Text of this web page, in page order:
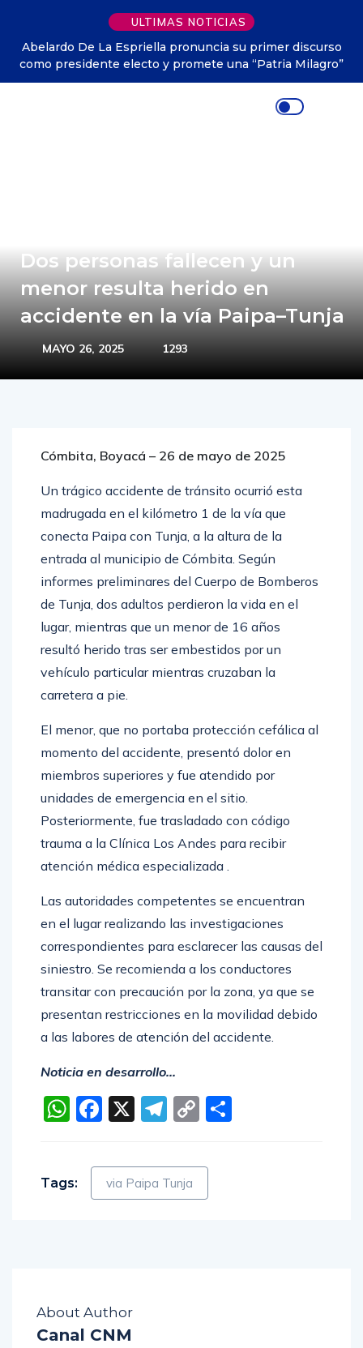
ULTIMAS NOTICIAS
Abelardo De La Espriella pronuncia su primer discurso
como presidente electo y promete una “Patria Milagro”
Dos personas fallecen y un
menor resulta herido en
accidente en la vía Paipa–Tunja
MAYO 26, 2025 1293
Cómbita, Boyacá – 26 de mayo de 2025
Un trágico accidente de tránsito ocurrió esta
madrugada en el kilómetro 1 de la vía que
conecta Paipa con Tunja, a la altura de la
entrada al municipio de Cómbita. Según
informes preliminares del Cuerpo de Bomberos
de Tunja, dos adultos perdieron la vida en el
lugar, mientras que un menor de 16 años
resultó herido tras ser embestidos por un
vehículo particular mientras cruzaban la
carretera a pie.
El menor, que no portaba protección cefálica al
momento del accidente, presentó dolor en
miembros superiores y fue atendido por
unidades de emergencia en el sitio.
Posteriormente, fue trasladado con código
trauma a la Clínica Los Andes para recibir
atención médica especializada .
Las autoridades competentes se encuentran
en el lugar realizando las investigaciones
correspondientes para esclarecer las causas del
siniestro. Se recomienda a los conductores
transitar con precaución por la zona, ya que se
presentan restricciones en la movilidad debido
a las labores de atención del accidente.
Noticia en desarrollo…
WhatsApp
Facebook
X Telegram
Copy
Tags: via Paipa Tunja
About Author
Canal CNM